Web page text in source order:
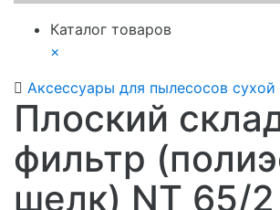
Каталог товаров
×
Аксессуары для пылесосов
Плоский
фильтр
шелк) NT 65/2